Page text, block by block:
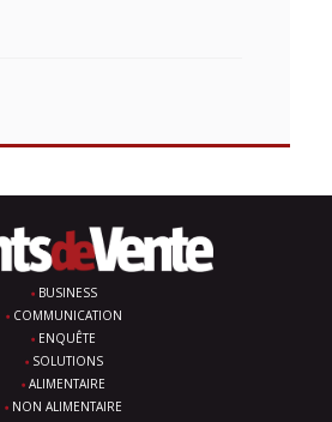
BUSINESS
COMMUNICATION
ENQUÊTE
SOLUTIONS
ALIMENTAIRE
NON ALIMENTAIRE